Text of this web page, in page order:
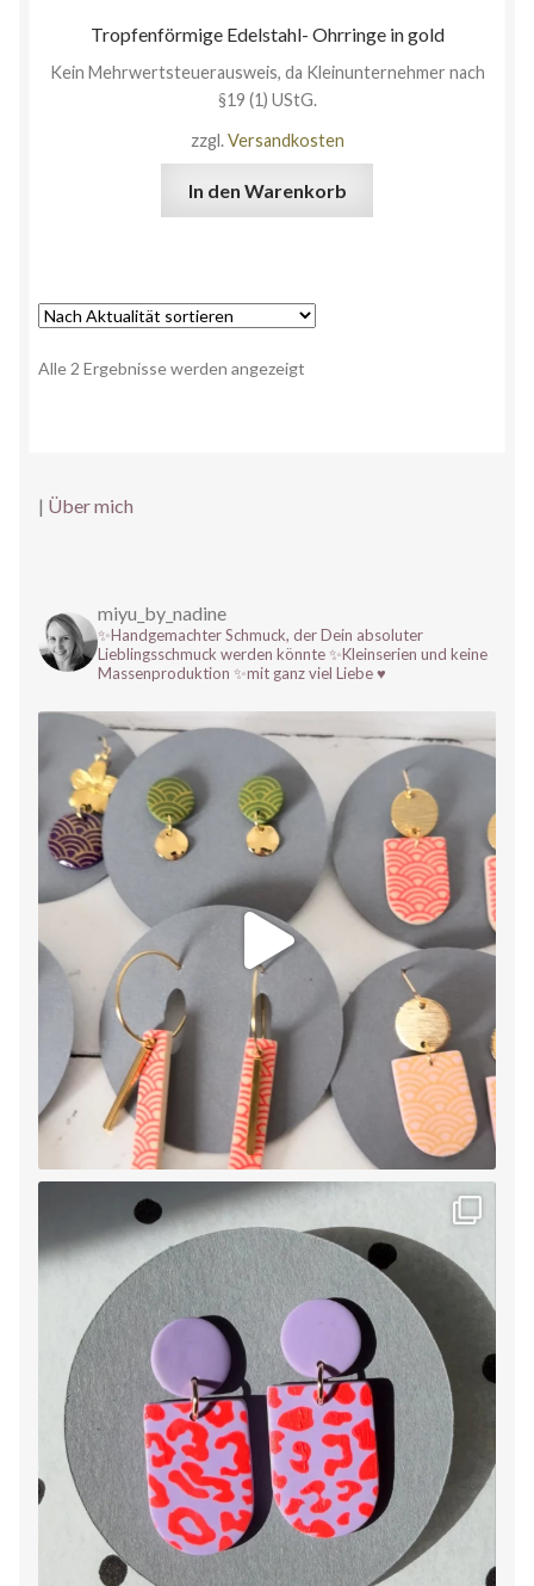
Tropfenförmige Edelstahl- Ohrringe in gold
Kein Mehrwertsteuerausweis, da Kleinunternehmer nach
§19 (1) UStG.
zzgl.Versandkosten
In den Warenkorb
Alle 2 Ergebnisse werden angezeigt
| Über mich
miyu_by_nadine
✨Handgemachter Schmuck, der Dein absoluter
Lieblingsschmuck werden könnte✨Kleinserien und keine
Massenproduktion ✨mit ganz viel Liebe ♥️